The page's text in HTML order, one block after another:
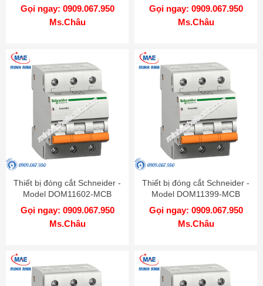
Gọi ngay: 0909.067.950
Ms.Châu
Gọi ngay: 0909.067.950
Ms.Châu
Thiết bị đóng cắt Schneider -
Model DOM11602-MCB
Gọi ngay: 0909.067.950
Ms.Châu
Thiết bị đóng cắt Schneider -
Model DOM11399-MCB
Gọi ngay: 0909.067.950
Ms.Châu